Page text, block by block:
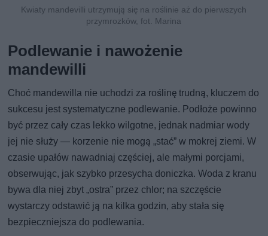
Kwiaty mandevilli utrzymują się na roślinie aż do pierwszych
przymrozków, fot. Marina
Podlewanie i nawożenie
mandewilli
Choć mandewilla nie uchodzi za roślinę trudną, kluczem do
sukcesu jest systematyczne podlewanie. Podłoże powinno
być przez cały czas lekko wilgotne, jednak nadmiar wody
jej nie służy — korzenie nie mogą „stać” w mokrej ziemi. W
czasie upałów nawadniaj częściej, ale małymi porcjami,
obserwując, jak szybko przesycha doniczka. Woda z kranu
bywa dla niej zbyt „ostra” przez chlor; na szczęście
wystarczy odstawić ją na kilka godzin, aby stała się
bezpieczniejsza do podlewania.